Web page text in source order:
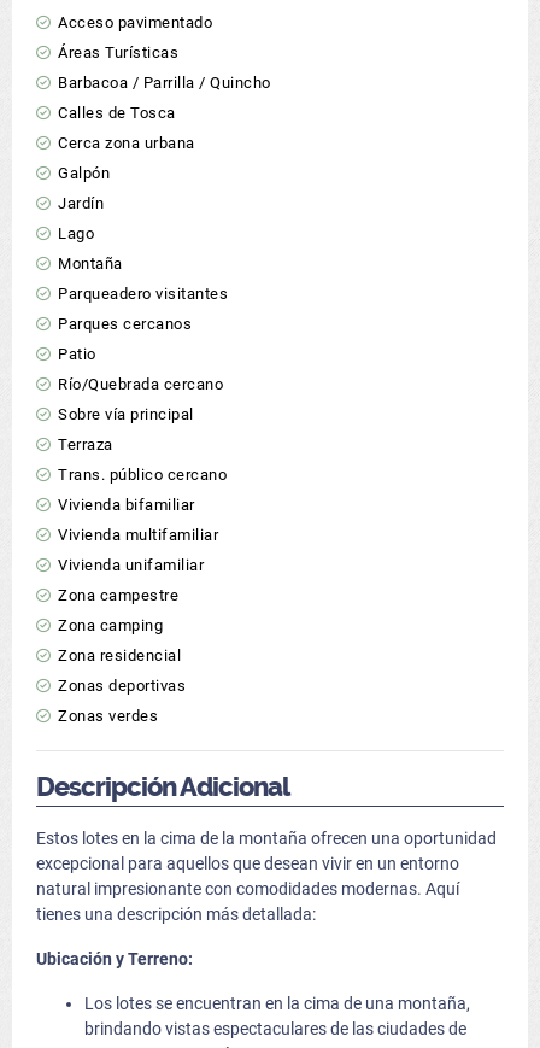
Acceso pavimentado
Áreas Turísticas
Barbacoa / Parrilla / Quincho
Calles de Tosca
Cerca zona urbana
Galpón
Jardín
Lago
Montaña
Parqueadero visitantes
Parques cercanos
Patio
Río/Quebrada cercano
Sobre vía principal
Terraza
Trans. público cercano
Vivienda bifamiliar
Vivienda multifamiliar
Vivienda unifamiliar
Zona campestre
Zona camping
Zona residencial
Zonas deportivas
Zonas verdes
Descripción Adicional
Estos lotes en la cima de la montaña ofrecen una oportunidad
excepcional para aquellos que desean vivir en un entorno
natural impresionante con comodidades modernas. Aquí
tienes una descripción más detallada:
Ubicación y Terreno:
Los lotes se encuentran en la cima de una montaña,
brindando vistas espectaculares de las ciudades de